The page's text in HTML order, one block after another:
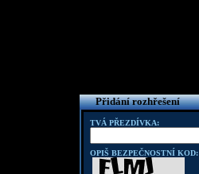
Přidání rozhřešení
TVÁ PŘEZDÍVKA:
OPIŠ BEZPEČNOSTNÍ KOD: